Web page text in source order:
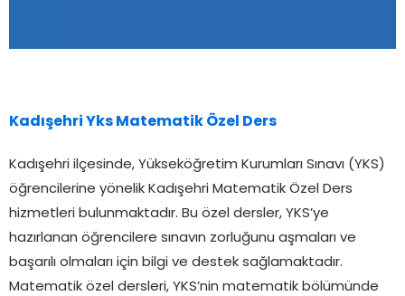
Kadışehri Yks Matematik Özel Ders
Kadışehri ilçesinde, Yükseköğretim Kurumları Sınavı (YKS)
öğrencilerine yönelik Kadışehri Matematik Özel Ders
hizmetleri bulunmaktadır. Bu özel dersler, YKS’ye
hazırlanan öğrencilere sınavın zorluğunu aşmaları ve
başarılı olmaları için bilgi ve destek sağlamaktadır.
Matematik özel dersleri, YKS’nin matematik bölümünde